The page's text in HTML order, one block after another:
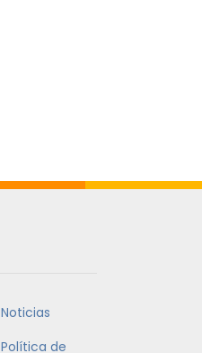
Noticias
Política de